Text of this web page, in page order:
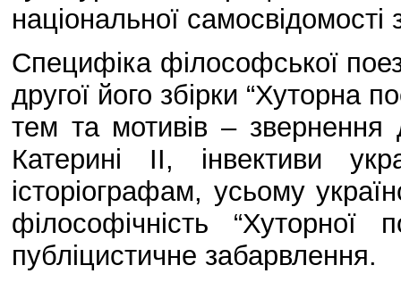
національної
Специфіка філософської
другої його збірки “Хуторна
тем та мотивів – звернення
Катерині II, інвективи
історіографам, усьому
філософічність “Хуторної
публіцистичне забарвлення.